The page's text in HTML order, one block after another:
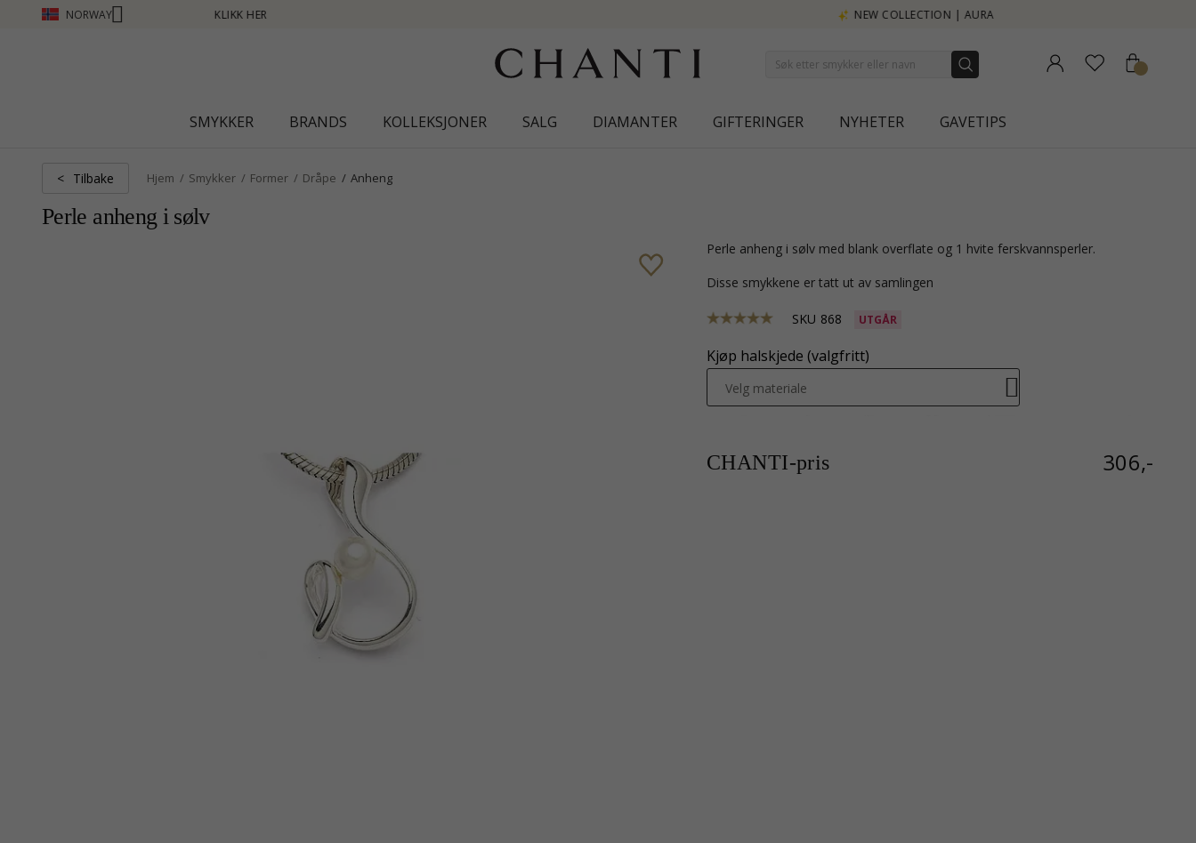
NORWAY
SMYKKER BRANDS KOLLEKSJONER SALG DIAMANTER GIFTERINGER NYHETER GAVETIPS
< Tilbake Hjem Smykker Former Dråpe Anheng
Perle anheng i sølv
perle anheng i sølv med blank overflate og 1 hvite ferskvannsperler.
Disse smykkene er tatt ut av samlingen
SKU 868 UTGÅR
Kjøp halskjede (valgfritt)
Velg materiale
CHANTI-pris 306,-